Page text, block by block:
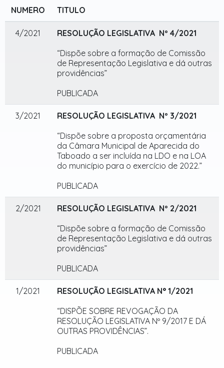
NUMERO TITULO
4/2021
RESOLUÇÃO LEGISLATIVA Nº 4/2021
“Dispõe sobre a formação de Comissão
de Representação Legislativa e dá outras
providências”
PUBLICADA
3/2021
RESOLUÇÃO LEGISLATIVA Nº 3/2021
“Dispõe sobre a proposta orçamentária
da Câmara Municipal de Aparecida do
Taboado a ser incluída na LDO e na LOA
do município para o exercício de 2022.”
PUBLICADA
2/2021
RESOLUÇÃO LEGISLATIVA Nº 2/2021
“Dispõe sobre a formação de Comissão
de Representação Legislativa e dá outras
providências”
PUBLICADA
1/2021
RESOLUÇÃO LEGISLATIVA N° 1/2021
“DISPÕE SOBRE REVOGAÇÃO DA
RESOLUÇÃO LEGISLATIVA Nº 9/2017 E DÁ
OUTRAS PROVIDÊNCIAS”.
PUBLICADA